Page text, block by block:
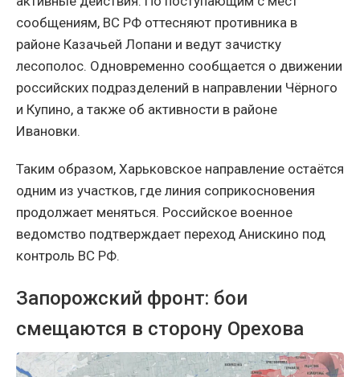
сообщениям, ВС РФ оттесняют противника в
районе Казачьей Лопани и ведут зачистку
лесополос. Одновременно сообщается о движении
российских подразделений в направлении Чёрного
и Купино, а также об активности в районе
Ивановки.
Таким образом, Харьковское направление остаётся
одним из участков, где линия соприкосновения
продолжает меняться. Российское военное
ведомство подтверждает переход Анискино под
контроль ВС РФ.
Запорожский фронт: бои
смещаются в сторону Орехова